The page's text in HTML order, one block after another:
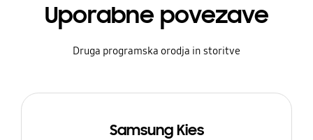
Uporabne povezave
Druga programska orodja in storitve
Samsung Kies